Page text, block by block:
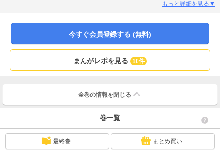
狭いバイト生活を続けていた。そんなある日、バイトの性悪同僚・赤木の卑劣
しかし気づくと、なぜか両手は汚れ身に覚えのない場所に座っていた。さらに
は、赤木が事故で重傷を負ったと連絡を受け……!? ――陰で嘲笑しATM扱い
する偽りの親友に、性欲の捌け口に利用するゲス上司。次々に襲いかかる非道
な仕打ちに、茉莉花の中のもうひとりの「茉莉花」が目覚め牙を剥く！ 最下
層デブスの壮絶復讐劇、いざ開幕――!! ※この作品は、『ストーリーな女た
ち ブラックVol.51』に収録されています。重複購入にご注意ください。
もっと詳細を見る▼
今すぐ会員登録する (無料)
まんがレポを見る 10件
全巻の情報を 閉じる
巻一覧
最終巻 まとめ買い